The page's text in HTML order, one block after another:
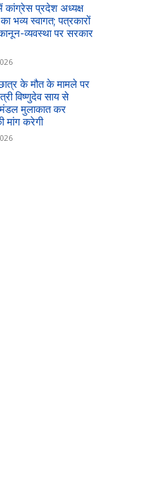
कांग्रेस प्रदेश अध्यक्ष
भव्य स्वागत; पत्रकारों
व्यवस्था पर सरकार
के मौत के मामले पर
विष्णुदेव साय से
मंडल मुलाकात कर
मांग करेगी